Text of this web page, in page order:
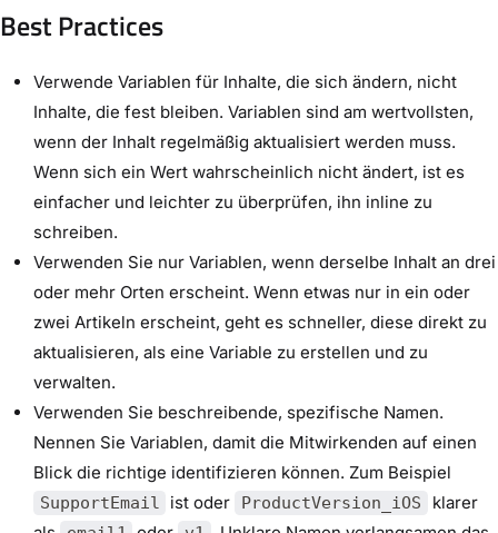
Best Practices
Verwende Variablen für Inhalte, die sich ändern, nicht
Inhalte, die fest bleiben. Variablen sind am wertvollsten,
wenn der Inhalt regelmäßig aktualisiert werden muss.
Wenn sich ein Wert wahrscheinlich nicht ändert, ist es
einfacher und leichter zu überprüfen, ihn inline zu
schreiben.
Verwenden Sie nur Variablen, wenn derselbe Inhalt an drei
oder mehr Orten erscheint. Wenn etwas nur in ein oder
zwei Artikeln erscheint, geht es schneller, diese direkt zu
aktualisieren, als eine Variable zu erstellen und zu
verwalten.
Verwenden Sie beschreibende, spezifische Namen.
Nennen Sie Variablen, damit die Mitwirkenden auf einen
Blick die richtige identifizieren können. Zum Beispiel
SupportEmail ist oder ProductVersion_iOS
klarer